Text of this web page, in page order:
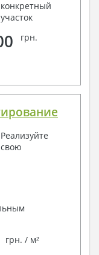
конкретный
участок
грн.
Реализуйте
свою
грн. / м²